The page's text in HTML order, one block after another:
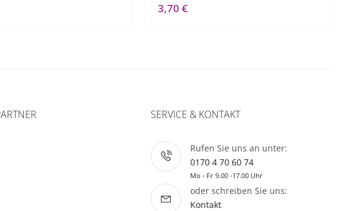
3,70 €
SERVICE & KONTAKT
Rufen Sie uns an unter:
0170 4 70 60 74
Mo - Fr 9.00 -17.00 Uhr
oder schreiben Sie uns:
Kontakt